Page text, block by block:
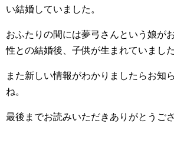
い結婚していました。
おふたりの間には夢弓さんという娘が
性との結婚後、子供が生まれていました
また新しい情報がわかりましたらお知
ね。
最後までお読みいただきありがとうご